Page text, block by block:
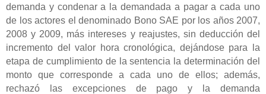
demanda y condenar a la demandada a pagar a cada uno
de los actores el denominado Bono SAE por los años 2007,
2008 y 2009, más intereses y reajustes, sin deducción del
incremento del valor hora cronológica, dejándose para la
etapa de cumplimiento de la sentencia la determinación del
monto que corresponde a cada uno de ellos; además,
rechazó las excepciones de pago y la demanda